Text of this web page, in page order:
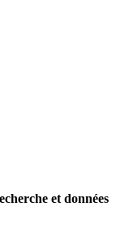
et données